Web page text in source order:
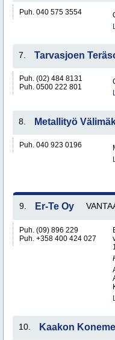
Puh. 040 575 3554
7. Tarvasjoen
Puh. (02) 484 8131
Puh. 0500 222 801
8. Metallityö
Puh. 040 923 0196
9. Er-Te Oy
Puh. (09) 896 229
Puh. +358 400 424 027
10. Kaakon